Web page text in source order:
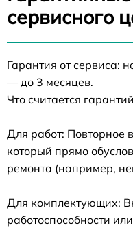
сервисного
Гарантия от сервиса:
— до 3 месяцев.
Что считается
Для работ: Повторное
который прямо
ремонта (например,
Для комплектующих:
работоспособности